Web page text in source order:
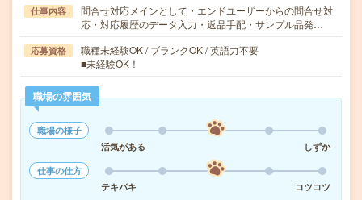
仕事内容
問合せ対応メインとして・エンドユーザーからの問合せ対
応・対応履歴のデータ入力・返品手配・サンプル品発…
応募資格
職種未経験OK / ブランクOK / 英語力不要
■未経験OK！
職場の雰囲気
職場の様子
活気がある
しずか
仕事の仕方
テキパキ
コツコツ